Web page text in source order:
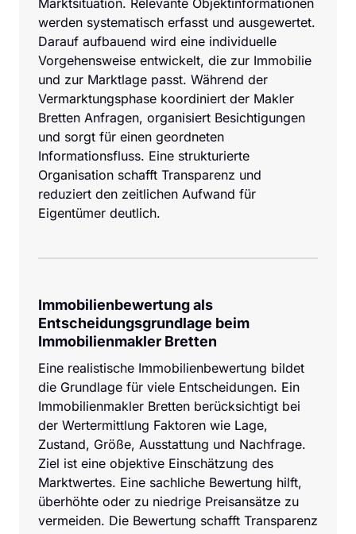
Marktsituation. Relevante Objektinformationen
werden systematisch erfasst und ausgewertet.
Darauf aufbauend wird eine individuelle
Vorgehensweise entwickelt, die zur Immobilie
und zur Marktlage passt. Während der
Vermarktungsphase koordiniert der Makler
Bretten Anfragen, organisiert Besichtigungen
und sorgt für einen geordneten
Informationsfluss. Eine strukturierte
Organisation schafft Transparenz und
reduziert den zeitlichen Aufwand für
Eigentümer deutlich.
Immobilienbewertung als
Entscheidungsgrundlage beim
Immobilienmakler Bretten
Eine realistische Immobilienbewertung bildet
die Grundlage für viele Entscheidungen. Ein
Immobilienmakler Bretten berücksichtigt bei
der Wertermittlung Faktoren wie Lage,
Zustand, Größe, Ausstattung und Nachfrage.
Ziel ist eine objektive Einschätzung des
Marktwertes. Eine sachliche Bewertung hilft,
überhöhte oder zu niedrige Preisansätze zu
vermeiden. Die Bewertung schafft Transparenz